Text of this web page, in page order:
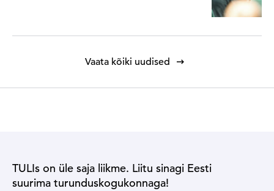
Vaata kõiki uudised
TULIs on üle saja liikme. Liitu sinagi Eesti
suurima turunduskogukonnaga!